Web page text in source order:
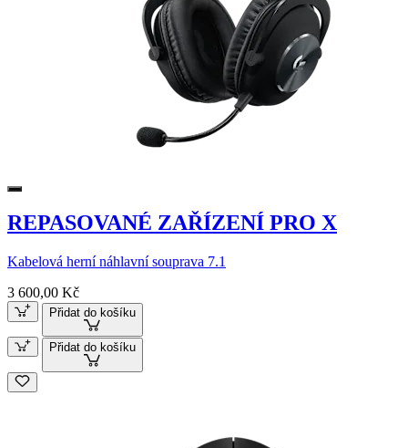
REPASOVANÉ ZAŘÍZENÍ PRO X
Kabelová herní náhlavní souprava 7.1
3 600,00 Kč
Přidat do košíku
Přidat do košíku